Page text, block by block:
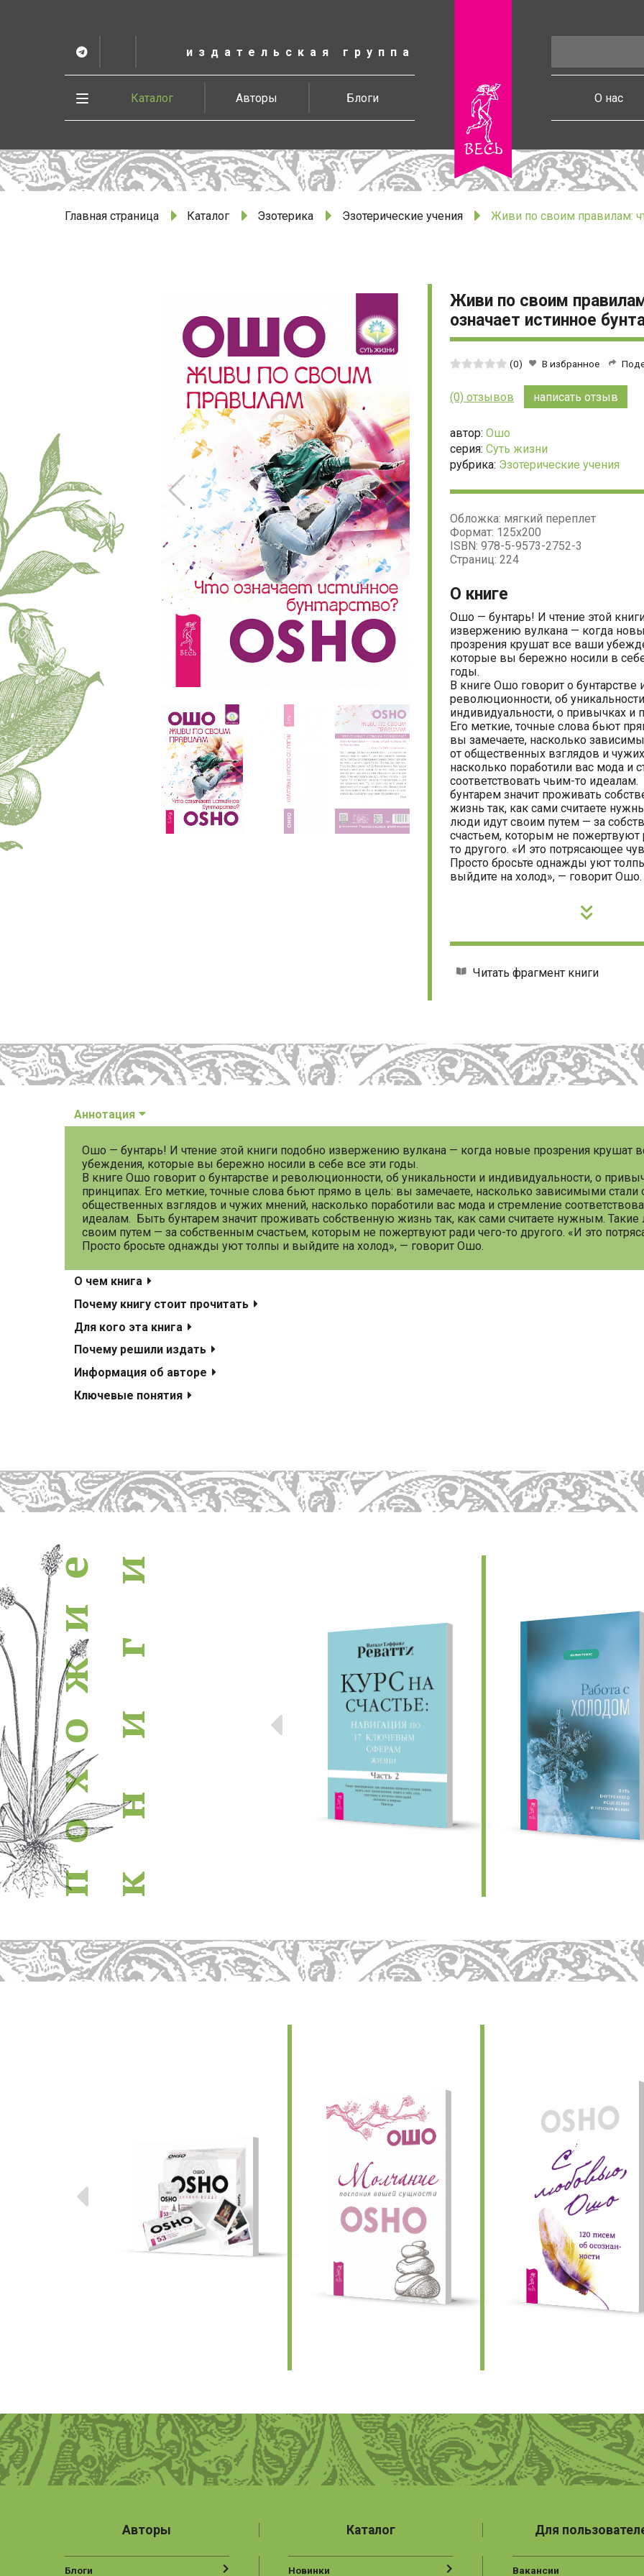
содержанию
издательская группа
весь
Telegram
Vesbook
Каталог Авторы Блоги О нас
Развернуть
Главная страница Каталог Эзотерика Эзотерические учения Живи по своим правилам:
Живи по своим
означает истинное
Средняя
из
(0) В избранное
(0) отзывов написать отзыв
автор: Ошо
серия: Суть жизни
рубрика: Эзотерические учения
Обложка: мягкий переплет
Формат: 125х200
ISBN: 978-5-9573-2752-3
Страниц: 224
О книге
Ошо — бунтарь! И чтение этой
извержению вулкана — когда
прозрения крушат все ваши
которые вы бережно носили в
годы.
В книге Ошо говорит о бунтарстве
революционности, об
индивидуальности, о привычках и
Его меткие, точные слова бьют
вы замечаете, насколько
от общественных взглядов и
насколько поработили вас мода и
соответствовать чьим-то
бунтарем значит проживать
жизнь так, как сами считаете
люди идут своим путем — за
счастьем, которым не пожертвуют
то другого. «И это потрясающее
Просто бросьте однажды уют
выйдите на холод», — говорит Ошо.
Читать фрагмент книги
Аннотация
Ошо — бунтарь! И чтение этой книги подобно извержению вулкана — когда новые прозрения крушат
убеждения, которые вы бережно носили в себе все эти годы.
В книге Ошо говорит о бунтарстве и революционности, об уникальности и индивидуальности, о
принципах. Его меткие, точные слова бьют прямо в цель: вы замечаете, насколько зависимыми стали
общественных взглядов и чужих мнений, насколько поработили вас мода и стремление
идеалам. Быть бунтарем значит проживать собственную жизнь так, как сами считаете нужным.
своим путем — за собственным счастьем, которым не пожертвуют ради чего-то другого. «И это
Просто бросьте однажды уют толпы и выйдите на холод», — говорит Ошо.
О чем книга
Почему книгу стоит прочитать
Для кого эта книга
Почему решили издать
Информация об авторе
Ключевые понятия
похожие книги
п
о
х
о
ж
и
е
к
н
и
г
и
Предыдущие
Предыдущие
Авторы
Блоги
Каталог
Новинки
Для
Вакансии